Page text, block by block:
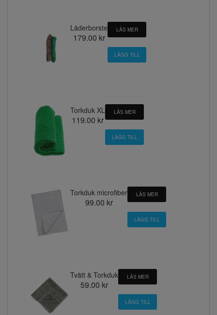
Läderborste
179.00 kr
LÄS MER
Torkduk XL
119.00 kr
LÄS MER
Torkduk microfiber
99.00 kr
LÄS MER
Tvätt & Torkduk
59.00 kr
LÄS MER